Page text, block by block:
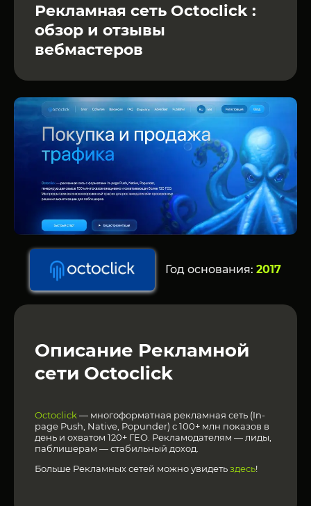
Рекламная сеть Octoclick :
обзор и отзывы
вебмастеров
Год основания: 2017
Описание Рекламной
сети Octoclick
Octoclick — многоформатная рекламная сеть (In-
page Push, Native, Popunder) с 100+ млн показов в
день и охватом 120+ ГЕО. Рекламодателям — лиды,
паблишерам — стабильный доход.
Больше Рекламных сетей можно увидетьздесь!